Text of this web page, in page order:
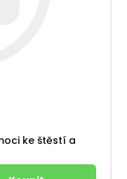
ke štěstí a